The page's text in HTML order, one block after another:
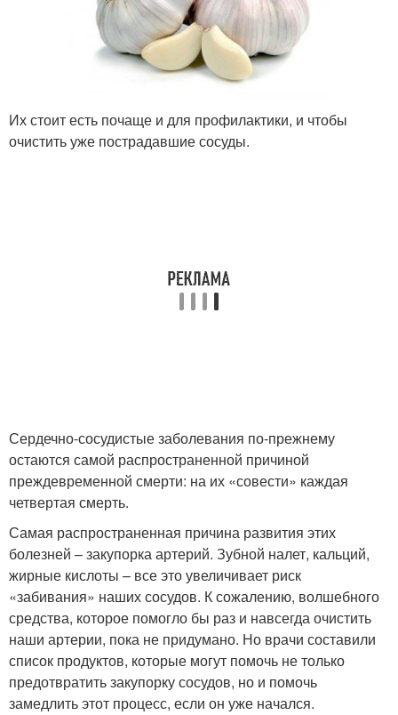
Их стоит есть почаще и для профилактики, и чтобы
очистить уже пострадавшие сосуды.
Сердечно-сосудистые заболевания по-прежнему
остаются самой распространенной причиной
преждевременной смерти: на их «совести» каждая
четвертая смерть.
Самая распространенная причина развития этих
болезней – закупорка артерий. Зубной налет, кальций,
жирные кислоты – все это увеличивает риск
«забивания» наших сосудов. К сожалению, волшебного
средства, которое помогло бы раз и навсегда очистить
наши артерии, пока не придумано. Но врачи составили
список продуктов, которые могут помочь не только
предотвратить закупорку сосудов, но и помочь
замедлить этот процесс, если он уже начался.